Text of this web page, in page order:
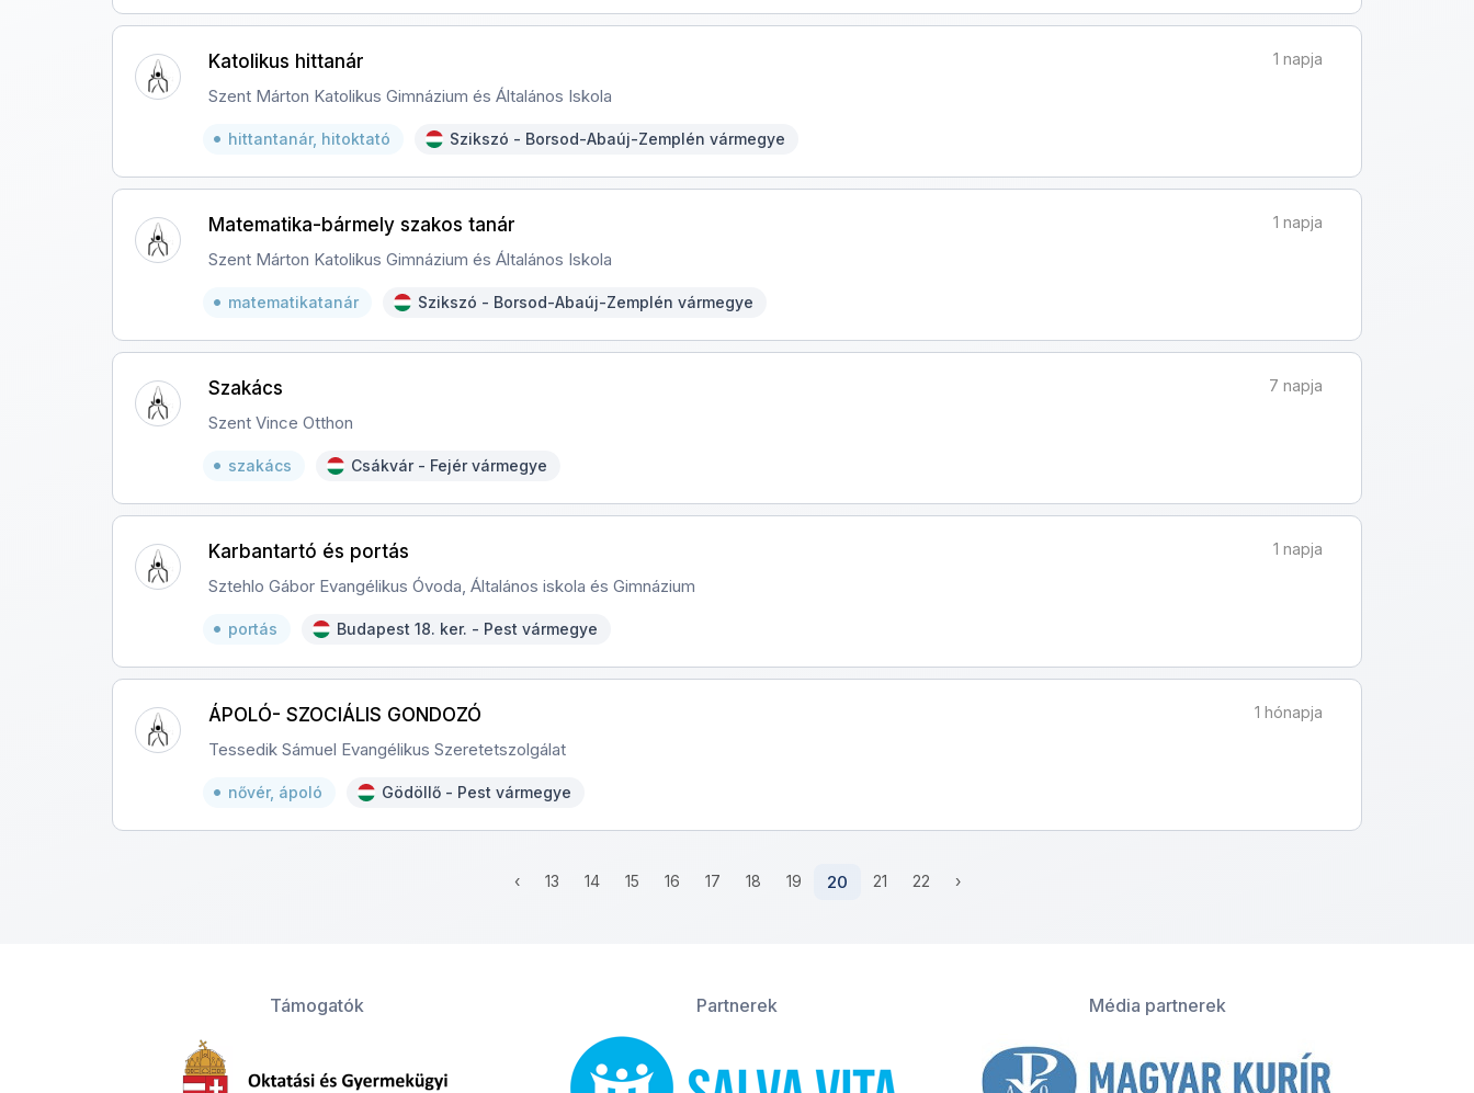
Katolikus hittanár 1 napja
Szent Márton Katolikus Gimnázium és Általános Iskola
hittantanár, hitoktató Szikszó - Borsod-Abaúj-Zemplén vármegye
Matematika-bármely szakos tanár 1 napja
Szent Márton Katolikus Gimnázium és Általános Iskola
matematikatanár Szikszó - Borsod-Abaúj-Zemplén vármegye
Szakács 7 napja
Szent Vince Otthon
szakács Csákvár - Fejér vármegye
Karbantartó és portás 1 napja
Sztehlo Gábor Evangélikus Óvoda, Általános iskola és Gimnázium
portás Budapest 18. ker. - Pest vármegye
ÁPOLÓ- SZOCIÁLIS GONDOZÓ 1 hónapja
Tessedik Sámuel Evangélikus Szeretetszolgálat
nővér, ápoló Gödöllő - Pest vármegye
‹ 13 14 15 16 17 18 19 20 21 22 ›
Támogatók Partnerek Média partnerek